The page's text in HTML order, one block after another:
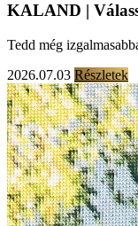
KALAND |
Tedd még
2026.07.03 Részletek